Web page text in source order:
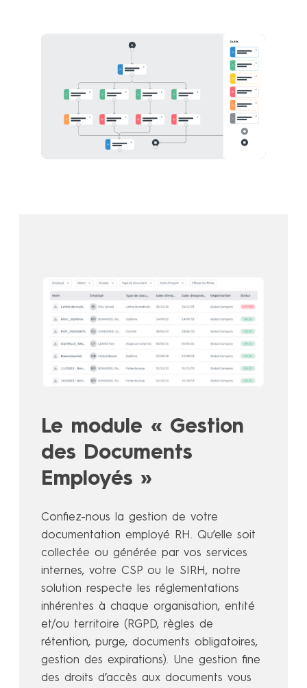
Le module « Gestion
des Documents
Employés »
Confiez-nous la gestion de votre
documentation employé RH. Qu’elle soit
collectée ou générée par vos services
internes, votre CSP ou le SIRH, notre
solution respecte les réglementations
inhérentes à chaque organisation, entité
et/ou territoire (RGPD, règles de
rétention, purge, documents obligatoires,
gestion des expirations). Une gestion fine
des droits d’accès aux documents vous